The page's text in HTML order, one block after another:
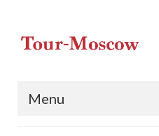
Menu